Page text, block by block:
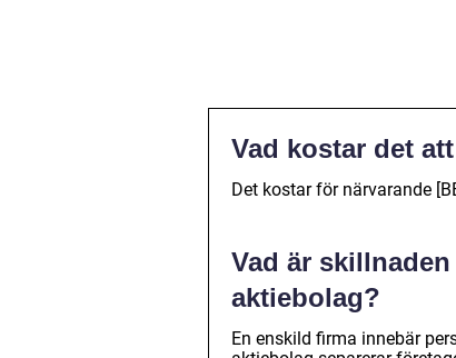
Vad kostar det
Det kostar för närvarande
Vad är
aktiebolag?
En enskild firma innebär